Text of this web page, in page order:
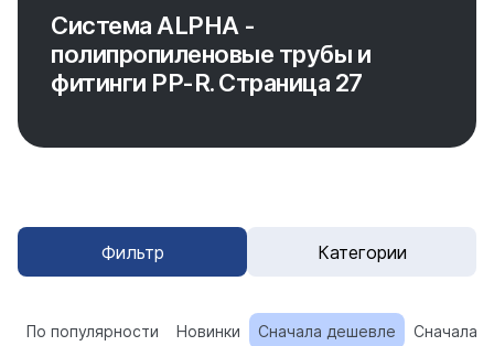
Система ALPHA -
полипропиленовые трубы и
фитинги PP-R. Страница 27
Фильтр Категории
По популярности Новинки Сначала дешевле Сначала